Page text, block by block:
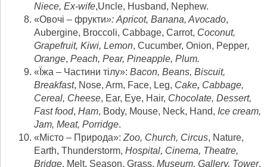
Niece, Ex-wife,Uncle, Husband, Nephew.
«Овочі – фрукти»: Apricot, Banana, Avocado,
Aubergine, Broccoli, Cabbage, Carrot, Coconut,
Grapefruit, Kiwi, Lemon, Cucumber, Onion, Pepper,
Orange, Peach, Pear, Pineapple, Plum.
«Їжа – Частини тілу»: Bacon, Beans, Biscuit,
Breakfast, Nose, Arm, Face, Leg, Cake, Cabbage,
Cereal, Cheese, Ear, Eye, Hair, Chocolate, Dessert,
Fast food, Ham, Body, Mouse, Neck, Hand, Ice cream,
Jam, Meat, Porridge.
«Місто – Природа»: Zoo, Church, Circus, Nature,
Earth, Thunderstorm, Hospital, Cinema, Theatre,
Bridge, Melt, Season, Grass, Museum, Gallery, Tower,